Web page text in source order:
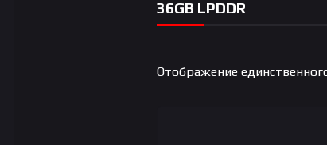
36GB LPDDR
Отображение